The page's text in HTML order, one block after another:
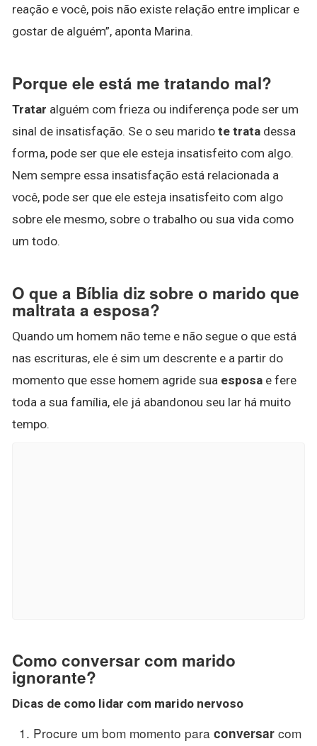
reação e você, pois não existe relação entre implicar e
gostar de alguém”, aponta Marina.
Porque ele está me tratando mal?
Tratar alguém com frieza ou indiferença pode ser um
sinal de insatisfação. Se o seu marido te trata dessa
forma, pode ser que ele esteja insatisfeito com algo.
Nem sempre essa insatisfação está relacionada a
você, pode ser que ele esteja insatisfeito com algo
sobre ele mesmo, sobre o trabalho ou sua vida como
um todo.
O que a Bíblia diz sobre o marido que
maltrata a esposa?
Quando um homem não teme e não segue o que está
nas escrituras, ele é sim um descrente e a partir do
momento que esse homem agride sua esposa e fere
toda a sua família, ele já abandonou seu lar há muito
tempo.
Como conversar com marido
ignorante?
Dicas de como lidar com marido nervoso
Procure um bom momento para conversar com